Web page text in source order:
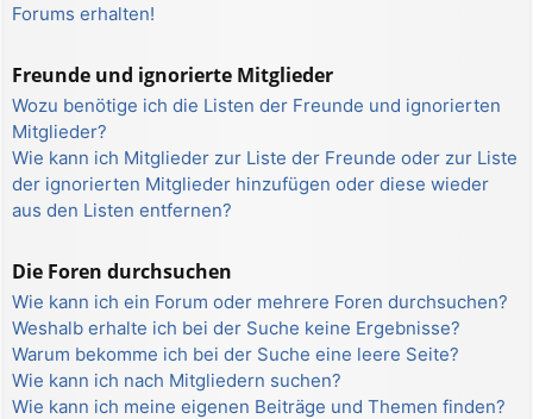
Forums erhalten!
Freunde und ignorierte Mitglieder
Wozu benötige ich die Listen der Freunde und ignorierten
Mitglieder?
Wie kann ich Mitglieder zur Liste der Freunde oder zur Liste
der ignorierten Mitglieder hinzufügen oder diese wieder
aus den Listen entfernen?
Die Foren durchsuchen
Wie kann ich ein Forum oder mehrere Foren durchsuchen?
Weshalb erhalte ich bei der Suche keine Ergebnisse?
Warum bekomme ich bei der Suche eine leere Seite?
Wie kann ich nach Mitgliedern suchen?
Wie kann ich meine eigenen Beiträge und Themen finden?